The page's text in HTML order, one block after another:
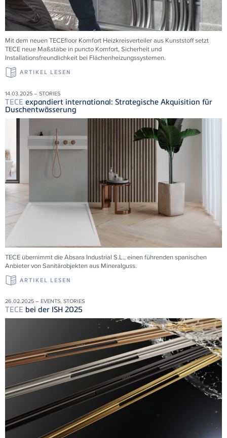
Mit dem neuenTECEfloor Komfort Heizkreisverteiler aus Kunststoff setzt
TECE neue Maßstäbe in puncto Komfort, Sicherheit und
Installationsfreundlichkeit bei Flächenheizungssystemen.
ARTIKEL LESEN
14.03.2025 – STORIES
TECE expandiert international: Strategische Akquisition für
Duschentwässerung
TECE übernimmt dieAbsara Industrial S.L., einen führenden spanischen
Anbieter von Sanitärobjekten aus Mineralguss.
ARTIKEL LESEN
26.02.2025 – EVENTS, STORIES
TECE bei der ISH 2025